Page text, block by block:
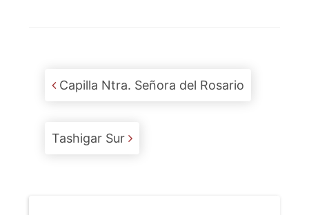
Post navigation
Capilla Ntra. Señora del Rosario
Tashigar Sur